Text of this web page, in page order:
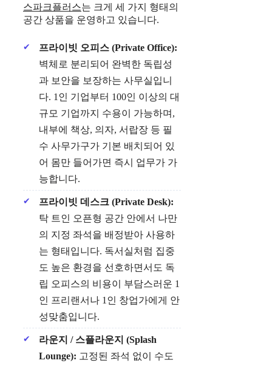
스파크플러스는 크게 세 가지 형태의
공간 상품을 운영하고 있습니다.
프라이빗 오피스 (Private Office):
벽체로 분리되어 완벽한 독립성
과 보안을 보장하는 사무실입니
다. 1인 기업부터 100인 이상의 대
규모 기업까지 수용이 가능하며,
내부에 책상, 의자, 서랍장 등 필
수 사무가구가 기본 배치되어 있
어 몸만 들어가면 즉시 업무가 가
능합니다.
프라이빗 데스크 (Private Desk):
탁 트인 오픈형 공간 안에서 나만
의 지정 좌석을 배정받아 사용하
는 형태입니다. 독서실처럼 집중
도 높은 환경을 선호하면서도 독
립 오피스의 비용이 부담스러운 1
인 프리랜서나 1인 창업가에게 안
성맞춤입니다.
라운지 / 스플라운지 (Splash
Lounge): 고정된 좌석 없이 수도